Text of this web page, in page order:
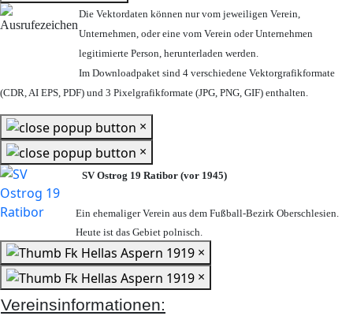
Die Vektordaten können nur vom jeweiligen Verein,
Unternehmen, oder eine vom Verein oder Unternehmen
legitimierte Person, herunterladen werden.
Im Downloadpaket sind 4 verschiedene Vektorgrafikformate
(CDR, AI EPS, PDF) und 3 Pixelgrafikformate (JPG, PNG, GIF) enthalten.
×
×
SV Ostrog 19 Ratibor (vor 1945)
Ein ehemaliger Verein aus dem Fußball-Bezirk Oberschlesien.
Heute ist das Gebiet polnisch.
×
×
Vereinsinformationen: